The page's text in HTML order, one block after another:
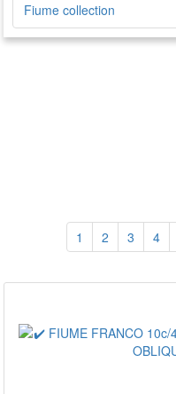
Fiume collection
1 2 3 4